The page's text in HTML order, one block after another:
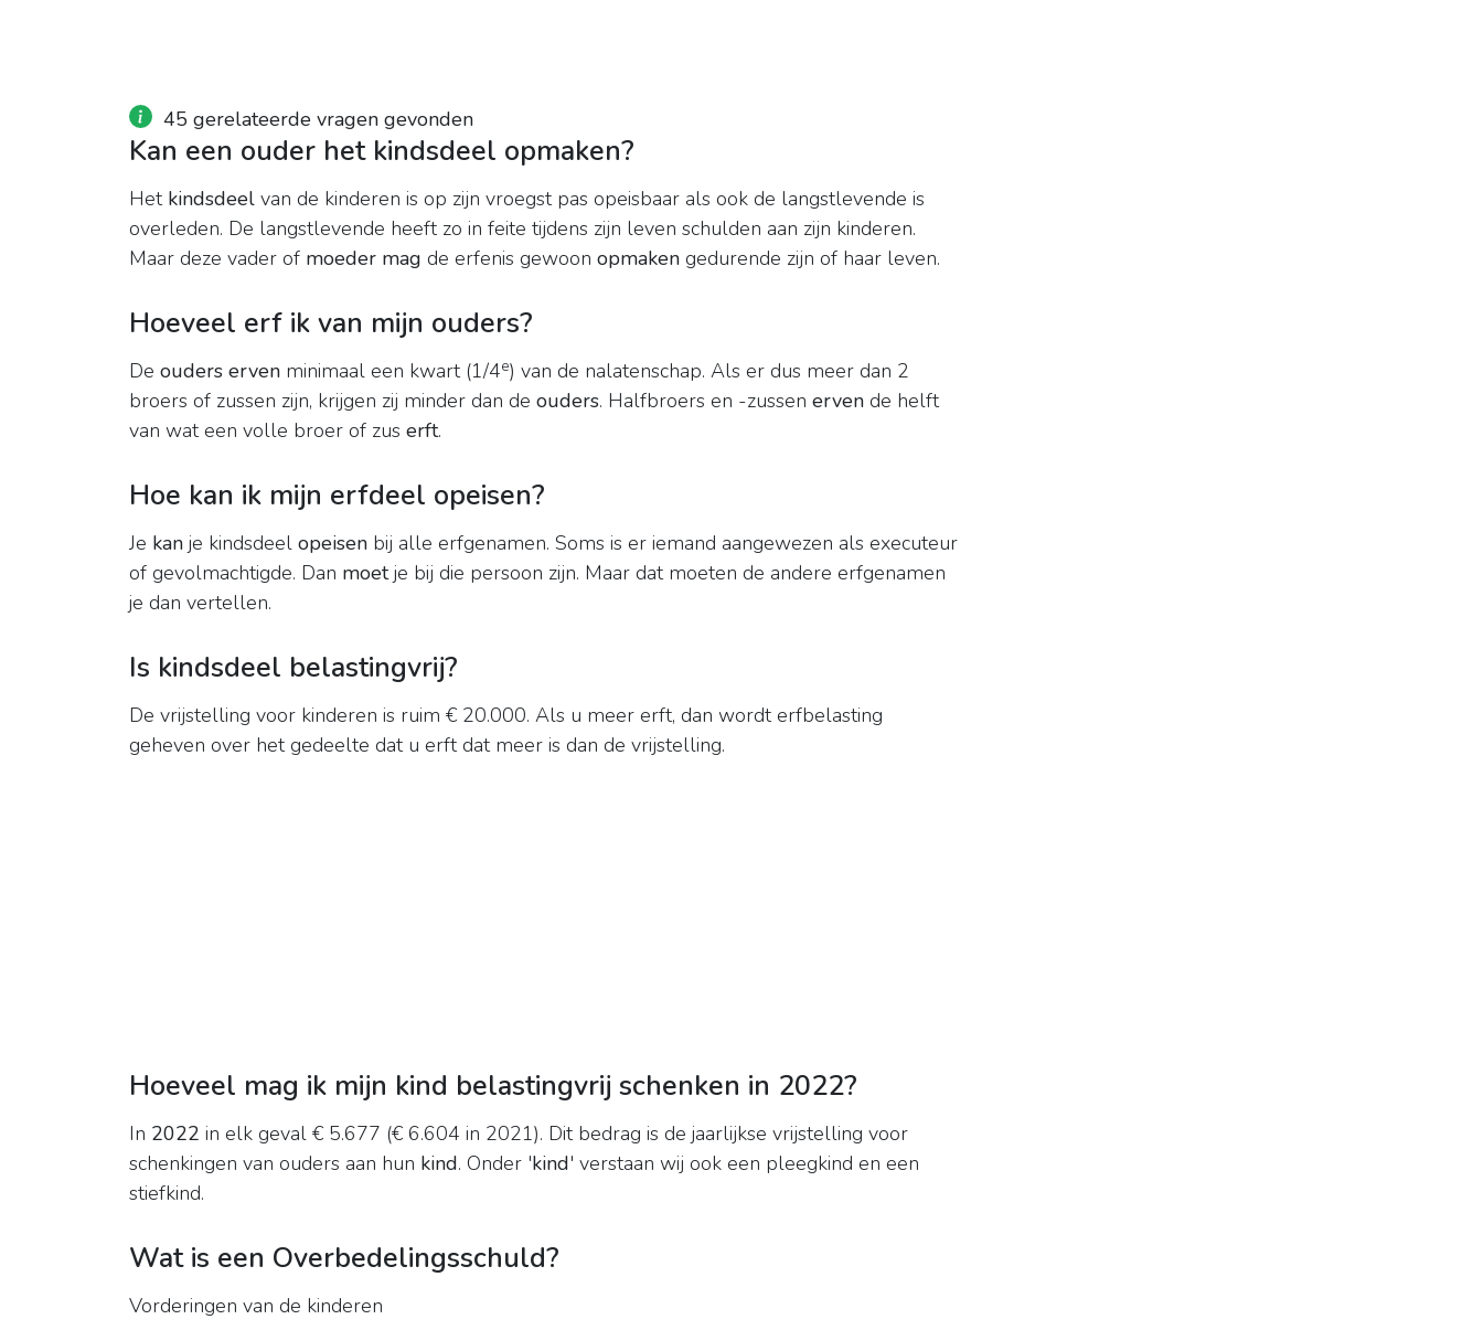
45 gerelateerde vragen gevonden
Kan een ouder het kindsdeel opmaken?
Het kindsdeel van de kinderen is op zijn vroegst pas opeisbaar als ook de langstlevende is
overleden. De langstlevende heeft zo in feite tijdens zijn leven schulden aan zijn kinderen.
Maar deze vader of moeder mag de erfenis gewoon opmaken gedurende zijn of haar leven.
Hoeveel erf ik van mijn ouders?
De ouders erven minimaal een kwart (1/4e) van de nalatenschap. Als er dus meer dan 2
broers of zussen zijn, krijgen zij minder dan de ouders. Halfbroers en -zussen erven de helft
van wat een volle broer of zus erft.
Hoe kan ik mijn erfdeel opeisen?
Je kan je kindsdeel opeisen bij alle erfgenamen. Soms is er iemand aangewezen als executeur
of gevolmachtigde. Dan moetje bij die persoon zijn. Maar dat moeten de andere erfgenamen
je dan vertellen.
Is kindsdeel belastingvrij?
De vrijstelling voor kinderen is ruim € 20.000. Als u meer erft, dan wordt erfbelasting
geheven over het gedeelte dat u erft dat meer is dan de vrijstelling.
Hoeveel mag ik mijn kind belastingvrij schenken in 2022?
In 2022 in elk geval € 5.677 (€ 6.604 in 2021). Dit bedrag is de jaarlijkse vrijstelling voor
schenkingen van ouders aan hun kind. Onder 'kind' verstaan wij ook een pleegkind en een
stiefkind.
Wat is een Overbedelingsschuld?
Vorderingen van de kinderen